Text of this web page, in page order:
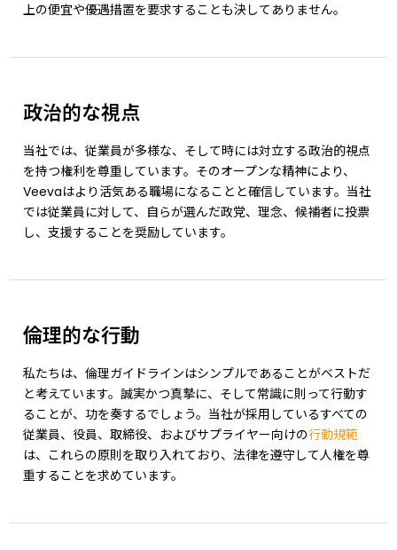
上の便宜や優遇措置を要求することも決してありません。
政治的な視点
当社では、従業員が多様な、そして時には対立する政治的視点
を持つ権利を尊重しています。そのオープンな精神により、
Veevaはより活気ある職場になることと確信しています。当社
では従業員に対して、自らが選んだ政党、理念、候補者に投票
し、支援することを奨励しています。
倫理的な行動
私たちは、倫理ガイドラインはシンプルであることがベストだ
と考えています。誠実かつ真摯に、そして常識に則って行動す
ることが、功を奏するでしょう。当社が採用しているすべての
従業員、役員、取締役、およびサプライヤー向けの行動規範
は、これらの原則を取り入れており、法律を遵守して人権を尊
重することを求めています。